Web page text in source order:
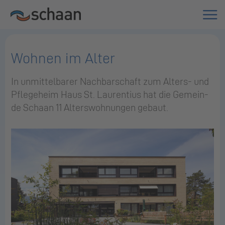
Wohnen im Alter
In un­mit­tel­ba­rer Nach­bar­schaft zum Al­ters- und
Pfle­ge­heim Haus St. Lau­ren­ti­us hat die Ge­mein­
de Scha­an 11 Al­ters­woh­nun­gen ge­baut.